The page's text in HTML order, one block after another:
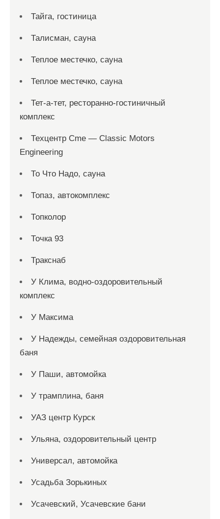
Тайга, гостиница
Талисман, сауна
Теплое местечко, сауна
Теплое местечко, сауна
Тет-а-тет, ресторанно-гостиничный
комплекс
Техцентр Cme — Classic Motors
Engineering
То Что Надо, сауна
Топаз, автокомплекс
Топколор
Точка 93
Тракснаб
У Клима, водно-оздоровительный
комплекс
У Максима
У Надежды, семейная оздоровительная
баня
У Паши, автомойка
У трамплина, баня
УАЗ центр Курск
Ульяна, оздоровительный центр
Универсал, автомойка
Усадьба Зорькиных
Усачевский, Усачевские бани